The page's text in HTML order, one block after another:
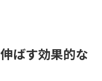
ばす効果的な